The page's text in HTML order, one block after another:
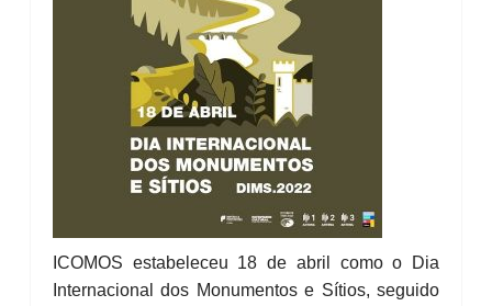
ICOMOS estabeleceu 18 de abril como o Dia
Internacional dos Monumentos e Sítios, seguido